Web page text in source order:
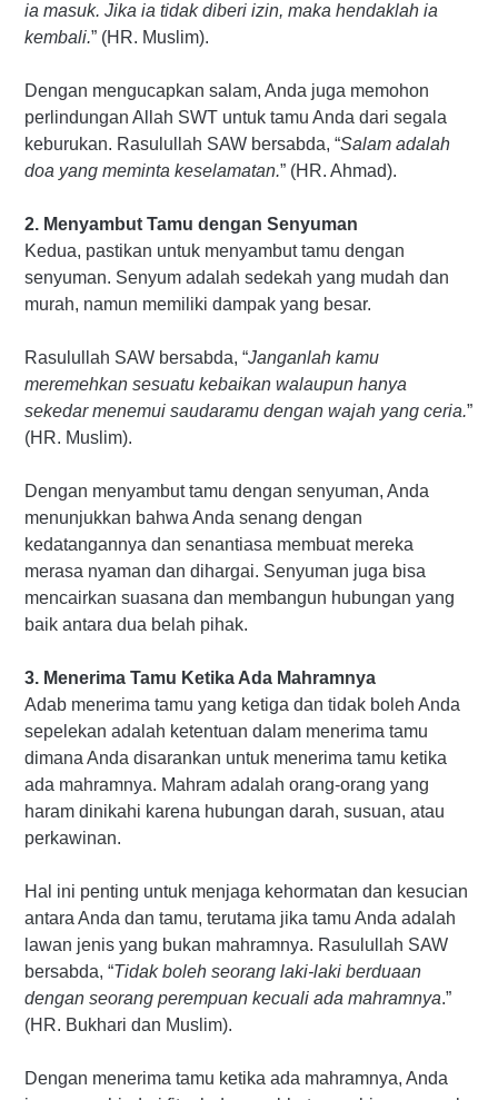
ia masuk. Jika ia tidak diberi izin, maka hendaklah ia
kembali.” (HR. Muslim).
Dengan mengucapkan salam, Anda juga memohon
perlindungan Allah SWT untuk tamu Anda dari segala
keburukan. Rasulullah SAW bersabda, “Salam adalah
doa yang meminta keselamatan.” (HR. Ahmad).
2. Menyambut Tamu dengan Senyuman
Kedua, pastikan untuk menyambut tamu dengan
senyuman. Senyum adalah sedekah yang mudah dan
murah, namun memiliki dampak yang besar.
Rasulullah SAW bersabda, “Janganlah kamu
meremehkan sesuatu kebaikan walaupun hanya
sekedar menemui saudaramu dengan wajah yang ceria.”
(HR. Muslim).
Dengan menyambut tamu dengan senyuman, Anda
menunjukkan bahwa Anda senang dengan
kedatangannya dan senantiasa membuat mereka
merasa nyaman dan dihargai. Senyuman juga bisa
mencairkan suasana dan membangun hubungan yang
baik antara dua belah pihak.
3. Menerima Tamu Ketika Ada Mahramnya
Adab menerima tamu yang ketiga dan tidak boleh Anda
sepelekan adalah ketentuan dalam menerima tamu
dimana Anda disarankan untuk menerima tamu ketika
ada mahramnya. Mahram adalah orang-orang yang
haram dinikahi karena hubungan darah, susuan, atau
perkawinan.
Hal ini penting untuk menjaga kehormatan dan kesucian
antara Anda dan tamu, terutama jika tamu Anda adalah
lawan jenis yang bukan mahramnya. Rasulullah SAW
bersabda, “Tidak boleh seorang laki-laki berduaan
dengan seorang perempuan kecuali ada mahramnya.”
(HR. Bukhari dan Muslim).
Dengan menerima tamu ketika ada mahramnya, Anda